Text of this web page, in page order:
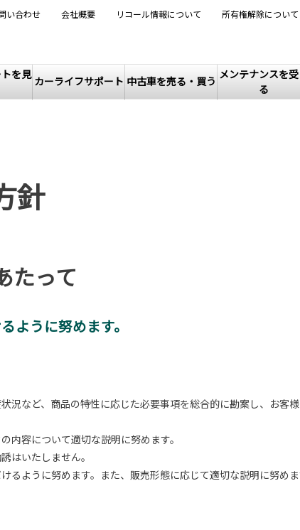
を見 カーライフサポート 中古車を売る・買う メンテナンスを
る
い合わせ 会社概要 リコール情報について 所有権解除について
針
たって
ように努めます。
況など、商品の特性に応じた必要事項を総合的に勘案し、お客
内容について適切な説明に努めます。
はいたしません。
るように努めます。また、販売形態に応じて適切な説明に努めま